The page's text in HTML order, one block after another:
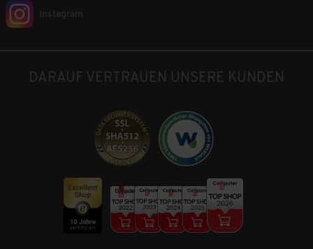
Instagram
DARAUF VERTRAUEN UNSERE KUNDEN